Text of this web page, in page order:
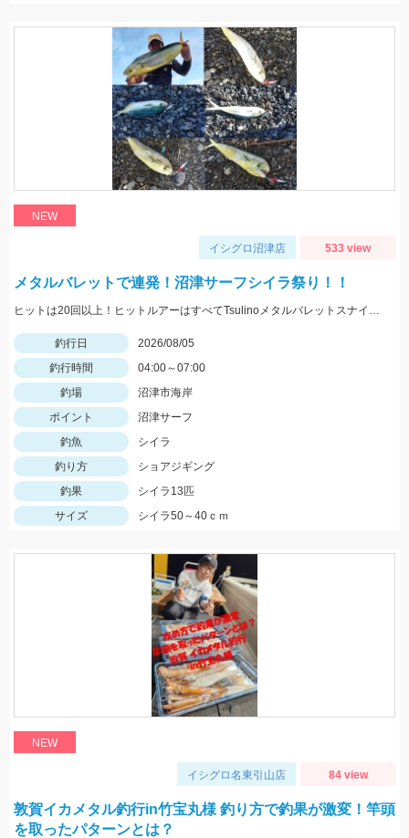
NEW
イシグロ沼津店 533 view
メタルバレットで連発！沼津サーフシイラ祭り！！
ヒットは20回以上！ヒットルアーはすべてTsulinoメタルバレットスナイパー40ｇでした。
釣行日
2026/08/05
釣行時間
04:00～07:00
釣場
沼津市海岸
ポイント
沼津サーフ
釣魚
シイラ
釣り方
ショアジギング
釣果
シイラ13匹
サイズ
シイラ50～40ｃｍ
NEW
イシグロ名東引山店 84 view
敦賀イカメタル釣行in竹宝丸様 釣り方で釣果が激変！竿頭
を取ったパターンとは？